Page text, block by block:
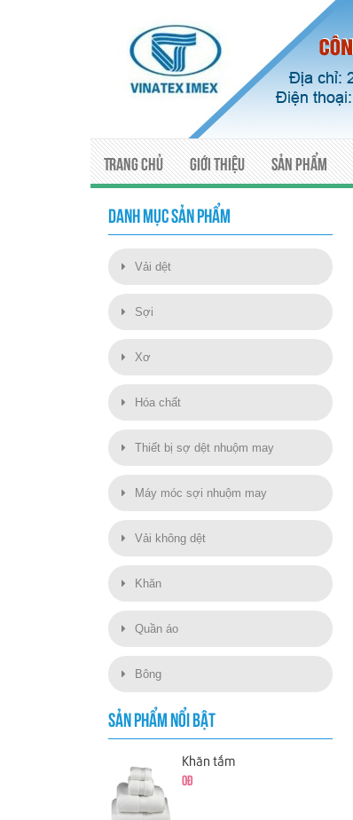
Trang chủ Giới thiệu Sản phẩm
DANH MỤC SẢN PHẨM
Vải dệt
Sợi
Xơ
Hóa chất
Thiết bị sợ dệt nhuộm may
Máy móc sợi nhuộm may
Vải không dệt
Khăn
Quần áo
Bông
SẢN PHẨM NỔI BẬT
Khăn tắm
0đ